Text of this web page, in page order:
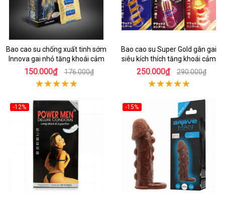
Bao cao su chống xuất tinh sớm
Innova gai nhỏ tăng khoái cảm
150.000₫ 176.000₫
Bao cao su Super Gold gân gai
siêu kích thích tăng khoái cảm
250.000₫ 290.000₫
-12% -15%